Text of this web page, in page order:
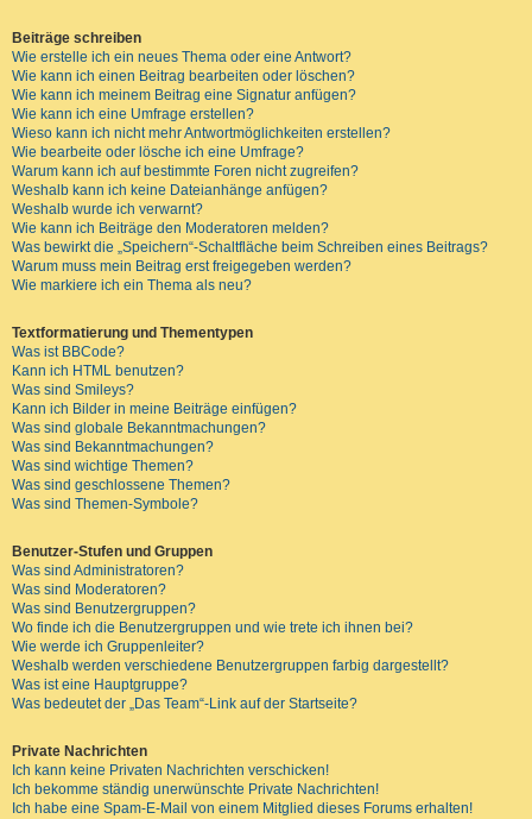
Beiträge schreiben
Wie erstelle ich ein neues Thema oder eine Antwort?
Wie kann ich einen Beitrag bearbeiten oder löschen?
Wie kann ich meinem Beitrag eine Signatur anfügen?
Wie kann ich eine Umfrage erstellen?
Wieso kann ich nicht mehr Antwortmöglichkeiten erstellen?
Wie bearbeite oder lösche ich eine Umfrage?
Warum kann ich auf bestimmte Foren nicht zugreifen?
Weshalb kann ich keine Dateianhänge anfügen?
Weshalb wurde ich verwarnt?
Wie kann ich Beiträge den Moderatoren melden?
Was bewirkt die „Speichern“-Schaltfläche beim Schreiben eines Beitrags?
Warum muss mein Beitrag erst freigegeben werden?
Wie markiere ich ein Thema als neu?
Textformatierung und Thementypen
Was ist BBCode?
Kann ich HTML benutzen?
Was sind Smileys?
Kann ich Bilder in meine Beiträge einfügen?
Was sind globale Bekanntmachungen?
Was sind Bekanntmachungen?
Was sind wichtige Themen?
Was sind geschlossene Themen?
Was sind Themen-Symbole?
Benutzer-Stufen und Gruppen
Was sind Administratoren?
Was sind Moderatoren?
Was sind Benutzergruppen?
Wo finde ich die Benutzergruppen und wie trete ich ihnen bei?
Wie werde ich Gruppenleiter?
Weshalb werden verschiedene Benutzergruppen farbig dargestellt?
Was ist eine Hauptgruppe?
Was bedeutet der „Das Team“-Link auf der Startseite?
Private Nachrichten
Ich kann keine Privaten Nachrichten verschicken!
Ich bekomme ständig unerwünschte Private Nachrichten!
Ich habe eine Spam-E-Mail von einem Mitglied dieses Forums erhalten!